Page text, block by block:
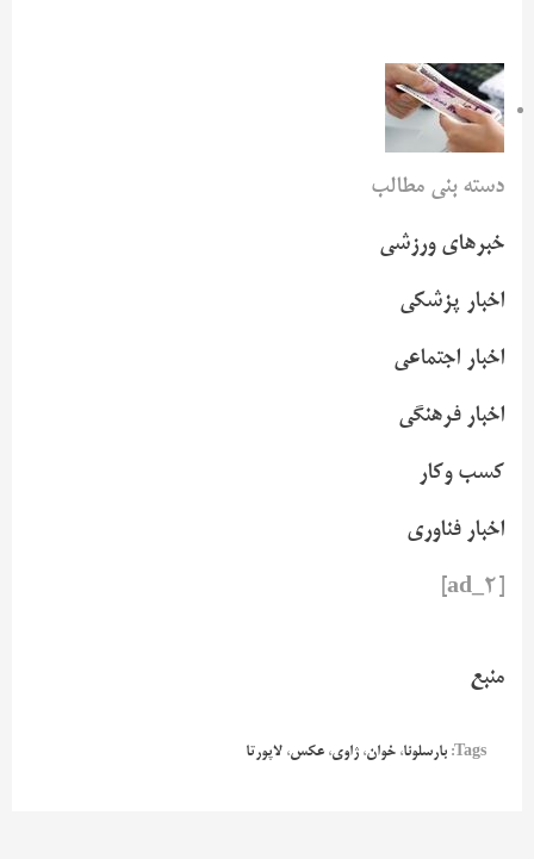
دسته بنی مطالب
خبرهای ورزشی
اخبار پزشکی
اخبار اجتماعی
اخبار فرهنگی
کسب وکار
اخبار فناوری
منبع
Tags: بارسلونا، خوان، ژاوی، عکس، لاپورتا